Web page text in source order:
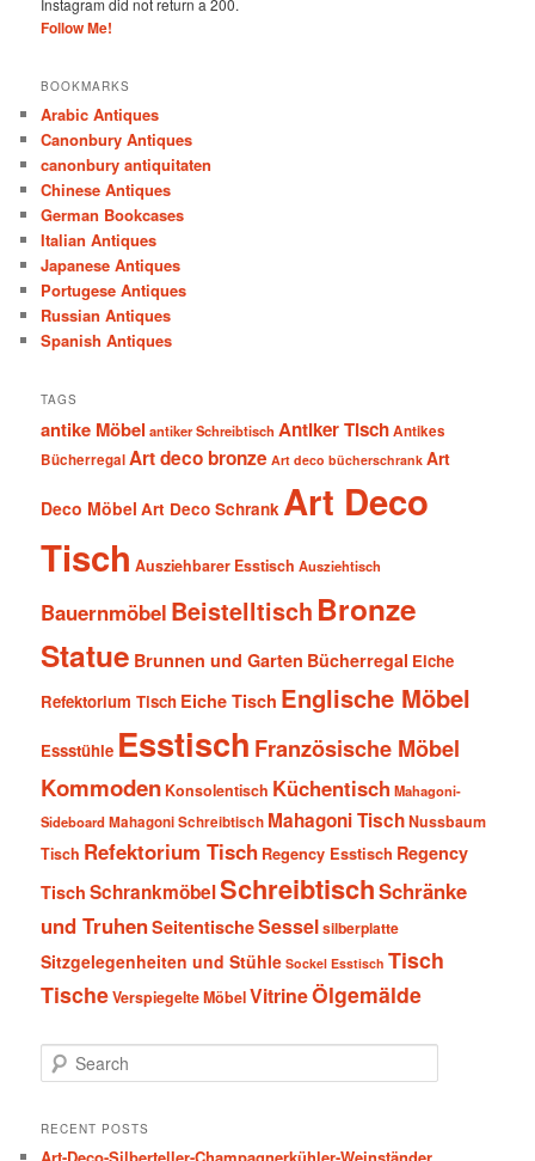
Follow Me!
BOOKMARKS
Arabic Antiques
Canonbury Antiques
canonbury antiquitaten
Chinese Antiques
German Bookcases
Italian Antiques
Japanese Antiques
Portugese Antiques
Russian Antiques
Spanish Antiques
TAGS
antike Möbel antiker Schreibtisch Antiker TischAntikes
BücherregalArt deco bronze Art deco bücherschrank Art
Deco Möbel Art Deco Schrank Art Deco
Tisch Ausziehbarer Esstisch Ausziehtisch
Bauernmöbel Beistelltisch Bronze
Statue Brunnen und Garten Bücherregal Eiche
Refektorium Tisch Eiche Tisch Englische Möbel
Essstühle Esstisch Französische Möbel
Kommoden Konsolentisch Küchentisch Mahagoni-
SideboardMahagoni Schreibtisch Mahagoni TischNussbaum
Tisch Refektorium Tisch Regency Esstisch Regency
Tisch SchrankmöbelSchreibtischSchränke
und TruhenSeitentischeSesselsilberplatte
Sitzgelegenheiten und Stühle Sockel Esstisch Tisch
TischeVerspiegelte MöbelVitrineÖlgemälde
e
rRECENT POSTS